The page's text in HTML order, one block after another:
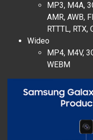
MP3, M4A,
AMR, AWB,
RTTTL, RTX,
Wideo
MP4, M4V,
WEBM